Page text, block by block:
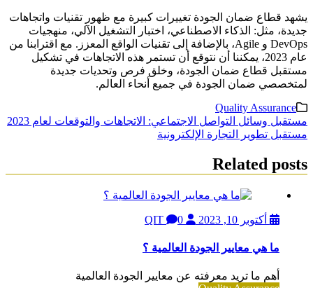
يشهد قطاع ضمان الجودة تغييرات كبيرة مع ظهور تقنيات واتجاهات
جديدة، مثل: الذكاء الاصطناعي، اختبار التشغيل الآلي، منهجيات
DevOps و Agile، بالإضافة إلى تقنيات الواقع المعزز. مع اقترابنا من
عام 2023، يمكننا أن نتوقع أن تستمر هذه الاتجاهات في تشكيل
مستقبل قطاع ضمان الجودة، وخلق فرص وتحديات جديدة
لمتخصصي ضمان الجودة في جميع أنحاء العالم.
Quality Assurance
تصفّح
المقالات
مستقبل وسائل التواصل الاجتماعي: الاتجاهات والتوقعات لعام 2023
مستقبل تطوير التجارة الإلكترونية
Related posts
أكتوبر 10, 2023 0
ما هي معايير الجودة العالمية ؟
أهم ما تريد معرفته عن معايير الجودة العالمية